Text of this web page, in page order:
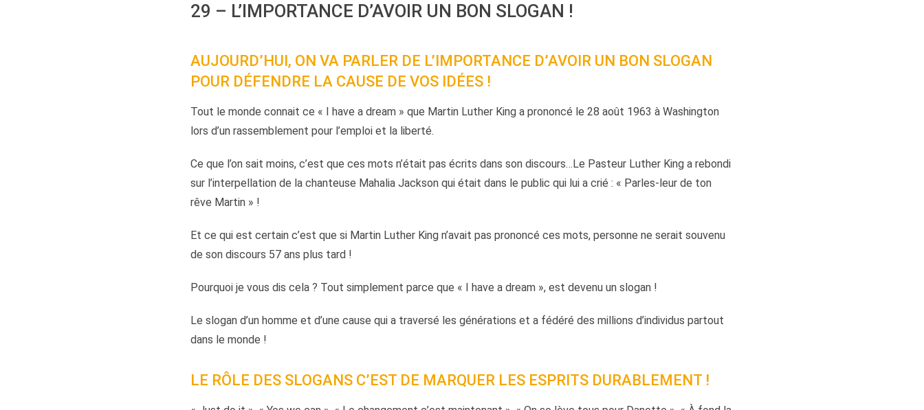
29 – L’IMPORTANCE D’AVOIR UN BON SLOGAN !
AUJOURD’HUI, ON VA PARLER DE L’IMPORTANCE D’AVOIR UN BON SLOGAN
POUR DÉFENDRE LA CAUSE DE VOS IDÉES !
Tout le monde connait ce « I have a dream » que Martin Luther King a prononcé le 28 août 1963 à Washington
lors d’un rassemblement pour l’emploi et la liberté.
Ce que l’on sait moins, c’est que ces mots n’était pas écrits dans son discours…Le Pasteur Luther King a rebondi
sur l’interpellation de la chanteuse Mahalia Jackson qui était dans le public qui lui a crié : « Parles-leur de ton
rêve Martin » !
Et ce qui est certain c’est que si Martin Luther King n’avait pas prononcé ces mots, personne ne serait souvenu
de son discours 57 ans plus tard !
Pourquoi je vous dis cela ? Tout simplement parce que « I have a dream », est devenu un slogan !
Le slogan d’un homme et d’une cause qui a traversé les générations et a fédéré des millions d’individus partout
dans le monde !
LE RÔLE DES SLOGANS C’EST DE MARQUER LES ESPRITS DURABLEMENT !